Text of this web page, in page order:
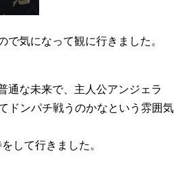
気になって観に行きました。
通な未来で、主人公アンジェラ
ドンパチ戦うのかなという雰囲気
して行きました。